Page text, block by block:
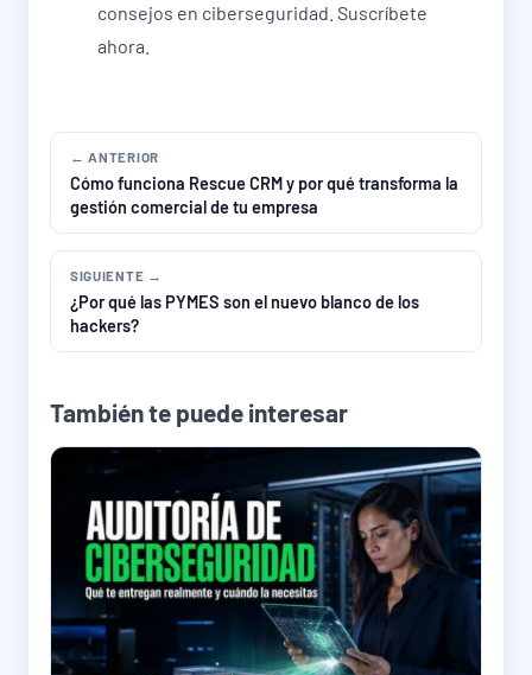
consejos en ciberseguridad. Suscríbete
ahora.
← ANTERIOR
Cómo funciona Rescue CRM y por qué transforma la
gestión comercial de tu empresa
SIGUIENTE →
¿Por qué las PYMES son el nuevo blanco de los
hackers?
También te puede interesar